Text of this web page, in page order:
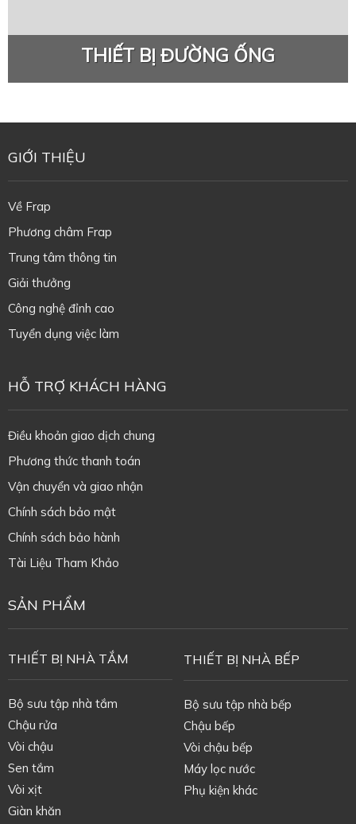
THIẾT BỊ ĐƯỜNG ỐNG
GIỚI THIỆU
Về Frap
Phương châm Frap
Trung tâm thông tin
Giải thưởng
Công nghệ đỉnh cao
Tuyển dụng việc làm
HỖ TRỢ KHÁCH HÀNG
Điều khoản giao dịch chung
Phương thức thanh toán
Vận chuyển và giao nhận
Chính sách bảo mật
Chính sách bảo hành
Tài Liệu Tham Khảo
SẢN PHẨM
THIẾT BỊ NHÀ TẮM
Bộ sưu tập nhà tắm
Chậu rửa
Vòi chậu
Sen tắm
Vòi xịt
Giàn khăn
THIẾT BỊ NHÀ BẾP
Bộ sưu tập nhà bếp
Chậu bếp
Vòi chậu bếp
Máy lọc nước
Phụ kiện khác